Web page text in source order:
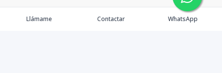
Llámame Contactar WhatsApp